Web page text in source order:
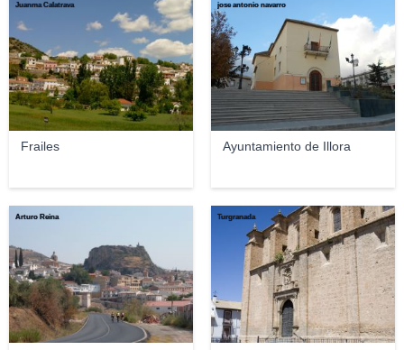
Frailes
Juanma Calatrava
Ayuntamiento de Illora
jose antonio navarro
Arturo Reina Turgranada